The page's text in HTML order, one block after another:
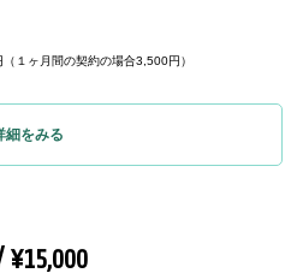
１ヶ月間の契約の場合3,500円）
細をみる
¥15,000